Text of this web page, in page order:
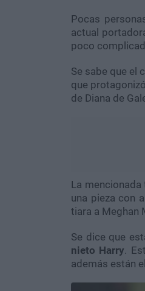
Pocas
actual
poco
Se sabe que el
que protagonizó
de Diana de
La
una pieza con
tiara a Meghan
Se dice que
nieto Harry.
además están